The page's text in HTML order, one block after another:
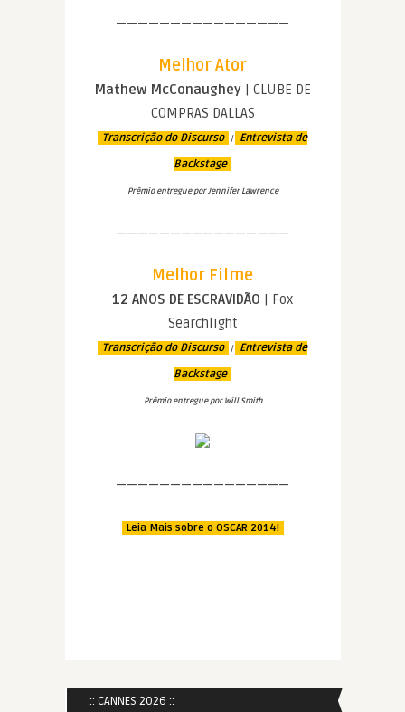
————————————————
Melhor Ator
Mathew McConaughey | CLUBE DE
COMPRAS DALLAS
Transcrição do Discurso |
Entrevista de
Backstage
Prêmio entregue por Jennifer Lawrence
————————————————
Melhor Filme
12 ANOS DE ESCRAVIDÃO | Fox
Searchlight
Transcrição do Discurso |
Entrevista de
Backstage
Prêmio entregue por Will Smith
————————————————
Leia Mais sobre o OSCAR 2014!
:: CANNES 2026 ::